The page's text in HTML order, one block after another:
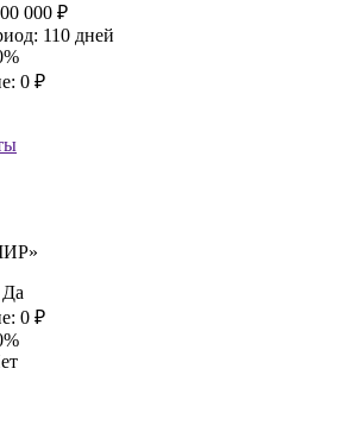
000 ₽
110 дней
0 ₽
Да
0 ₽